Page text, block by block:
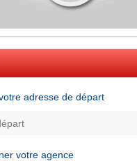
adresse de départ
votre agence